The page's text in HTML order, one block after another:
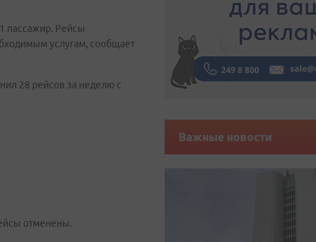
пассажир. Рейсы
услугам, сообщает
28 рейсов за неделю с
отменены.
Важные новости